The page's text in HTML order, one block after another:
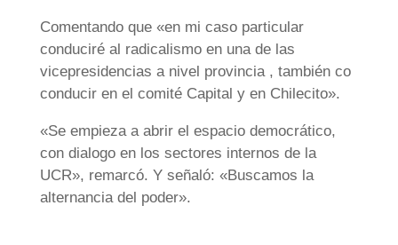
Comentando que «en mi caso particular
conduciré al radicalismo en una de las
vicepresidencias a nivel provincia , también co
conducir en el comité Capital y en Chilecito».
«Se empieza a abrir el espacio democrático,
con dialogo en los sectores internos de la
UCR», remarcó. Y señaló: «Buscamos la
alternancia del poder».